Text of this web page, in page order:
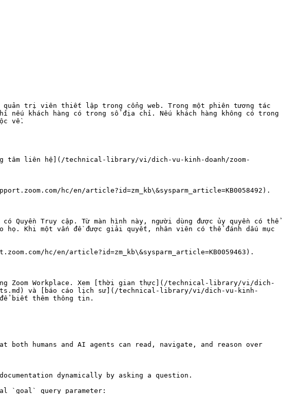
trị viên thiết lập trong cổng web. Trong một phiên tương tác
nếu khách hàng có trong sổ địa chỉ. Nếu khách hàng không có trong
về.
tâm liên hệ](/technical-library/vi/dich-vu-kinh-doanh/zoom-
hc/en/article?id=zm_kb\&sysparm_article=KB0058492).
Quyền Truy cập. Từ màn hình này, người dùng được ủy quyền có thể
Khi một vấn đề được giải quyết, nhân viên có thể đánh dấu mục
hc/en/article?id=zm_kb\&sysparm_article=KB0059463).
Zoom Workplace. Xem [thời gian thực](/technical-library/vi/dich-
và [báo cáo lịch sử](/technical-library/vi/dich-vu-kinh-
biết thêm thông tin.
humans and AI agents can read, navigate, and reason over
dynamically by asking a question.
`goal` query parameter: